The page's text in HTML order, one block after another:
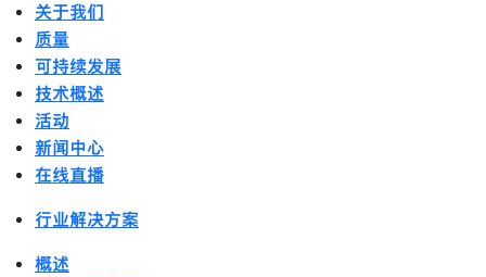
关于我们
质量
可持续发展
技术概述
活动
新闻中心
在线直播
行业解决方案
概述